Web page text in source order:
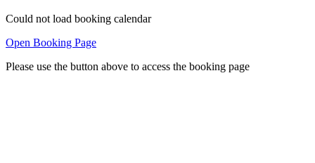
Could not load booking calendar
Open Booking Page
Please use the button above to access the booking page